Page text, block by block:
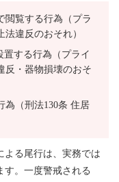
閲覧する行為（プラ
違反のおそれ）
置する行為（プライ
反・器物損壊のおそ
為（刑法130条 住居
よる尾行は、実務では
す。一度警戒される